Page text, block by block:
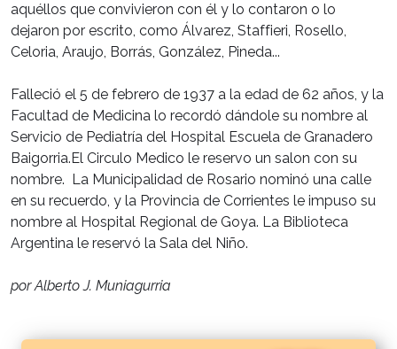
aquéllos que convivieron con él y lo contaron o lo
dejaron por escrito, como Álvarez, Staffieri, Rosello,
Celoria, Araujo, Borrás, González, Pineda...
Falleció el 5 de febrero de 1937 a la edad de 62 años, y la
Facultad de Medicina lo recordó dándole su nombre al
Servicio de Pediatría del Hospital Escuela de Granadero
Baigorria.El Circulo Medico le reservo un salon con su
nombre. La Municipalidad de Rosario nominó una calle
en su recuerdo, y la Provincia de Corrientes le impuso su
nombre al Hospital Regional de Goya. La Biblioteca
Argentina le reservó la Sala del Niño.
por Alberto J. Muniagurria